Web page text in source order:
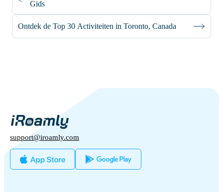
Gids
Ontdek de Top 30 Activiteiten in Toronto, Canada
support@iroamly.com